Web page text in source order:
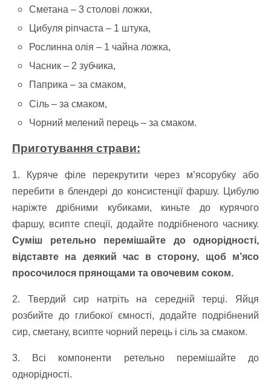
Сметана – 3 столові ложки,
Цибуля ріпчаста – 1 штука,
Рослинна олія – 1 чайна ложка,
Часник – 2 зубчика,
Паприка – за смаком,
Сіль – за смаком,
Чорний мелений перець – за смаком.
Приготування страви:
1. Куряче філе перекрутити через м’ясорубку або
перебити в блендері до консистенції фаршу. Цибулю
наріжте дрібними кубиками, киньте до курячого
фаршу, всипте спеції, додайте подрібненого часнику.
Суміш ретельно перемішайте до однорідності,
відставте на деякий час в сторону, щоб м’ясо
просочилося прянощами та овочевим соком.
2. Твердий сир натріть на середній терці. Яйця
розбийте до глибокої ємності, додайте подрібнений
сир, сметану, всипте чорний перець і сіль за смаком.
3. Всі компоненти ретельно перемішайте до
однорідності.